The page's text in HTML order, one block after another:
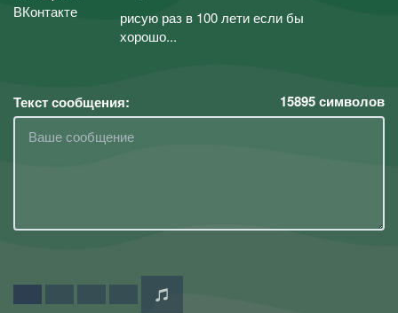
рисую раз в 100 лети если бы
хорошо...
Текст сообщения: 15895символов